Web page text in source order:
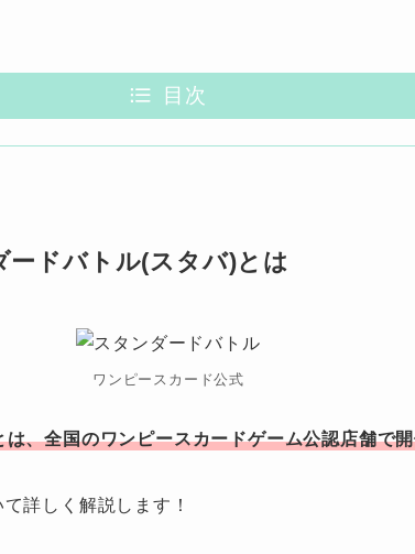
目次
ードバトル(スタバ)とは
ワンピースカード公式
、全国のワンピースカードゲーム公認店舗で
詳しく解説します！